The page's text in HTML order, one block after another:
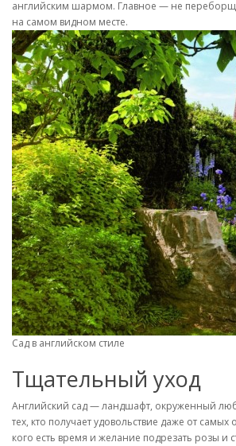
английским шармом. Главное — не
на самом видном месте.
Сад в английском стиле
Тщательный уход
Английский сад — ландшафт, окруженный
тех, кто получает удовольствие даже от
кого есть время и желание подрезать розы и